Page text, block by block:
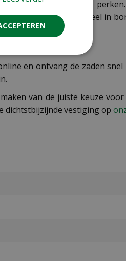
indien nodig in te perken.
aantrekkelijk geheel in
en ontvang de zaden
van de juiste keuze
dichtstbijzijnde vestiging op